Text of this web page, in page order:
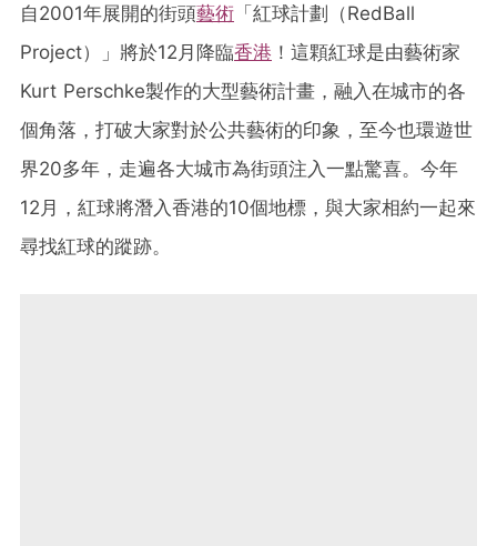
自2001年展開的街頭藝術 「紅球計劃（RedBall
Project）」將於12月降臨香港 ！這顆紅球是由藝術家
Kurt Perschke製作的大型藝術計畫，融入在城市的各
個角落，打破大家對於公共藝術的印象，至今也環遊世
界20多年，走遍各大城市為街頭注入一點驚喜。今年
12月，紅球將潛入香港的10個地標，與大家相約一起來
尋找紅球的蹤跡。